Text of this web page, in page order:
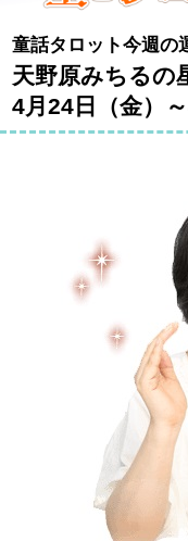
童話タロット今週の
天野原みちるの
4月24日（金）